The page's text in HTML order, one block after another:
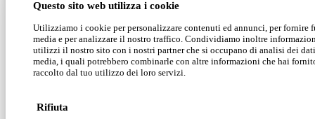
Questo sito web utilizza i cookie
Utilizziamo i cookie per personalizzare contenuti ed annunci, per fornire
media e per analizzare il nostro traffico. Condividiamo inoltre
utilizzi il nostro sito con i nostri partner che si occupano di analisi dei
media, i quali potrebbero combinarle con altre informazioni che hai
raccolto dal tuo utilizzo dei loro servizi.
Rifiuta
Catalogues
Styles
Modern
Domingo Salotti S.r.l.